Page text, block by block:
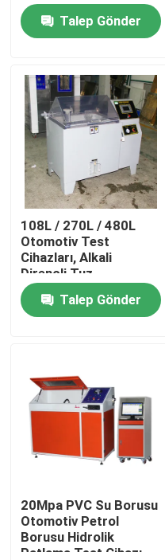
Ev
Ürün:% s
VR Gösterisi
Hakkımızda
Fabrika turu
Bize Ulaşın
Haberler
vakalar
Laboratuvar Test
doğrusal süpürme 0 ~
6000 Hz/Min
Otomobiller
Talep Gönder
108L / 270L / 480L
Otomotiv Test
Cihazları, Alkali
Dirençli Tuz
Püskürtme Odası
Talep Gönder
20Mpa PVC Su Borusu
Otomotiv Petrol
Borusu Hidrolik
Patlama Test Cihazı